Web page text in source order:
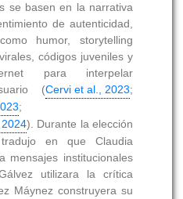
se basen en la narrativa
de autenticidad,
humor, storytelling
códigos juveniles y
para interpelar
(Cervi et al., 2023;
;
). Durante la elección
en que Claudia
mensajes institucionales
utilizara la crítica
Máynez construyera su